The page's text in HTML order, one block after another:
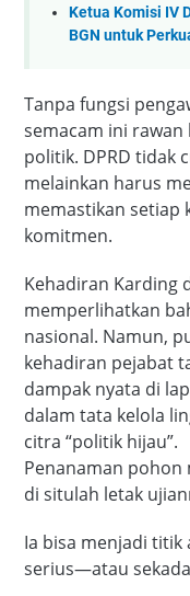
Ketua Komisi IV
BGN untuk
Tanpa fungsi
semacam ini
politik. DPRD tidak
melainkan harus
memastikan setiap
komitmen.
Kehadiran Karding
memperlihatkan
nasional. Namun,
kehadiran pejabat
dampak nyata di
dalam tata kelola
citra “politik hijau”.
Penanaman pohon
di situlah letak
Ia bisa menjadi titik
serius—atau